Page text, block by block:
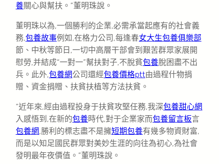
養關心與幫扶。”董明珠說。
董明珠以為,一個勝利的企業,必需承當起應有的社會義
務,包養故事例如,在格力公司,每逢春女大生包養俱樂部
節、中秋等節日,一切中高層干部會到艱苦群眾家展開
慰勞,并結成“一對一”幫扶對子,不脫貧包養脫困盡不出
兵。此外,包養網公司還經包養價格ptt由過程什物捐
贈、資金捐贈、扶貧扶植等方法扶貧。
“近年來,經由過程投身于扶貧攻堅任務,我深包養甜心網
入感悟到,在新的包養時代,對于企業家而包養留言板言
包養網,勝利的標志盡不是擁短期包養有幾多物資財富,
而是以知足國民群眾對美妙生涯的向往為初心,為社會
發明最年夜價值。”董明珠說。